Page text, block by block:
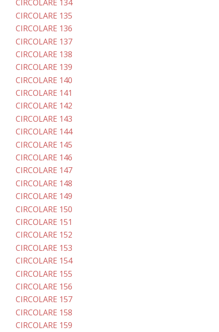
CIRCOLARE 134
CIRCOLARE 135
CIRCOLARE 136
CIRCOLARE 137
CIRCOLARE 138
CIRCOLARE 139
CIRCOLARE 140
CIRCOLARE 141
CIRCOLARE 142
CIRCOLARE 143
CIRCOLARE 144
CIRCOLARE 145
CIRCOLARE 146
CIRCOLARE 147
CIRCOLARE 148
CIRCOLARE 149
CIRCOLARE 150
CIRCOLARE 151
CIRCOLARE 152
CIRCOLARE 153
CIRCOLARE 154
CIRCOLARE 155
CIRCOLARE 156
CIRCOLARE 157
CIRCOLARE 158
CIRCOLARE 159